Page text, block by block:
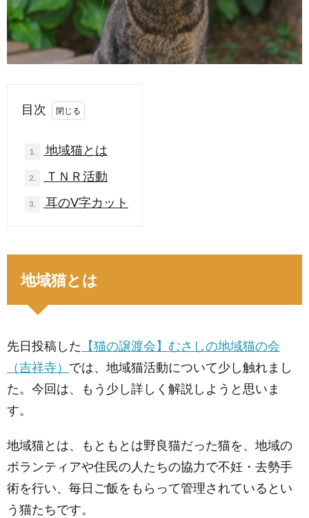
目次
1. 地域猫とは
2. ＴＮＲ活動
3. 耳のV字カット
地域猫とは
先日投稿した 【猫の譲渡会】むさしの地域猫の会
（吉祥寺） では、地域猫活動について少し触れまし
た。今回は、もう少し詳しく解説しようと思いま
す。
地域猫とは、もともとは野良猫だった猫を、地域の
ボランティアや住民の人たちの協力で不妊・去勢手
術を行い、毎日ご飯をもらって管理されているとい
う猫たちです。